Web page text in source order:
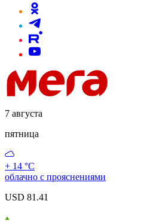
7 августа
пятница
+ 14 °С
облачно с прояснениями
USD 81.41